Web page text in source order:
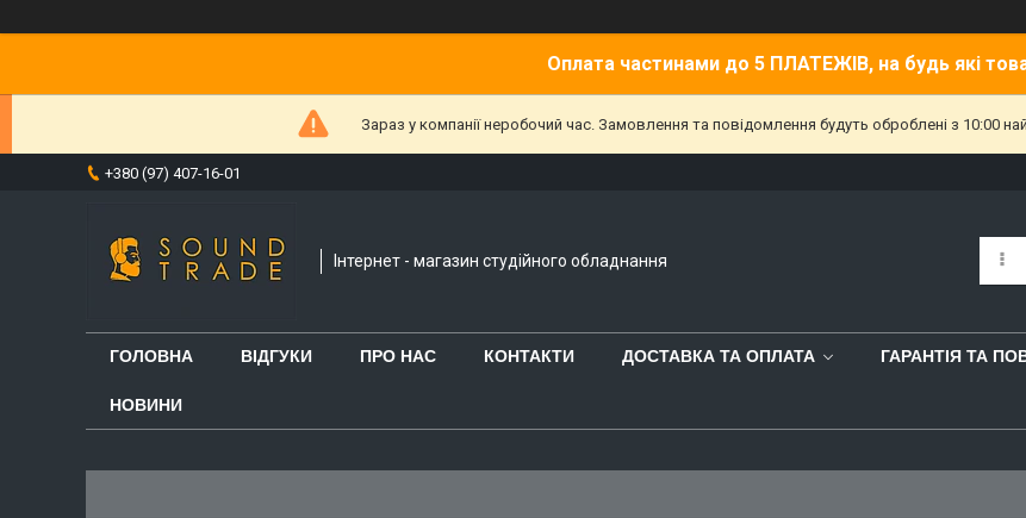
Оплата частинами до 5 ПЛАТЕЖІВ, на будь які
Зараз у компанії неробочий час. Замовлення та повідомлення будуть оброблені з 10:00
+380 (97) 407-16-01
Інтернет - магазин студійного обладнання
ГОЛОВНА ВІДГУКИ ПРО НАС КОНТАКТИ ДОСТАВКА ТА ОПЛАТА ГАРАНТІЯ ТА
НОВИНИ